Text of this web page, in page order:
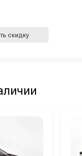
скидку